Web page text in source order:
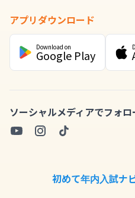
アプリダウンロード
Download on
Google Play
ソーシャルメディアでフォロ
初めて年内入試ナ